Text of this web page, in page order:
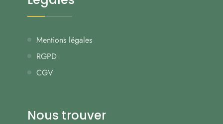
Mentions légales
RGPD
CGV
Nous trouver